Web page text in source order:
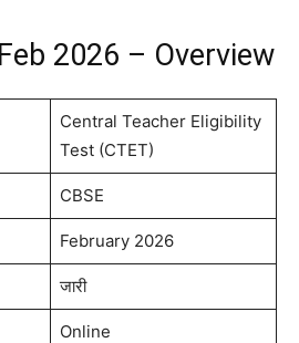
2026 – Overview
Central Teacher Eligibility
Test (CTET)
CBSE
February 2026
जारी
Online